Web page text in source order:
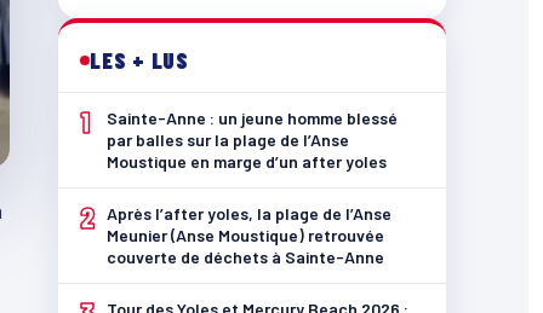
LES + LUS
1
Sainte-Anne : un jeune homme blessé
par balles sur la plage de l’Anse
Moustique en marge d’un after yoles
2 Après l’after yoles, la plage de l’Anse
Meunier (Anse Moustique) retrouvée
couverte de déchets à Sainte-Anne
Tour des Yoles et Mercury Beach 2026 :